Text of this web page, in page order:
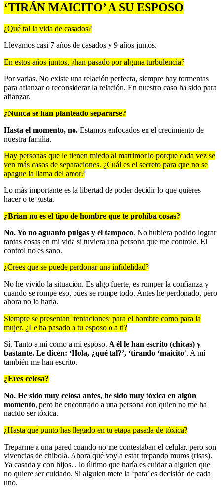
‘TIRÁN MAICITO’ A SU ESPOSO
¿Qué tal la vida de casados?
Llevamos casi 7 años de casados y 9 años juntos.
En estos años juntos, ¿han pasado por alguna turbulencia?
Por varias. No existe una relación perfecta, siempre hay tormentas
para afianzar o reconsiderar la relación. En nuestro caso ha sido para
afianzar.
¿Nunca se han planteado separarse?
Hasta el momento, no. Estamos enfocados en el crecimiento de
nuestra familia.
Hay personas que le tienen miedo al matrimonio porque cada vez se
ven más casos de separaciones. ¿Cuál es el secreto para que no se
apague la llama del amor?
Lo más importante es la libertad de poder decidir lo que quieres
hacer o te gusta.
¿Brian no es el tipo de hombre que te prohíba cosas?
No. Yo no aguanto pulgas y él tampoco. No hubiera podido lograr
tantas cosas en mi vida si tuviera una persona que me controle. El
control no es sano.
¿Crees que se puede perdonar una infidelidad?
No he vivido la situación. Es algo fuerte, es romper la confianza y
cuando se rompe eso, pues se rompe todo. Antes he perdonado, pero
ahora no lo haría.
Siempre se presentan ‘tentaciones’ para el hombre como para la
mujer. ¿Le ha pasado a tu esposo o a ti?
Sí. Tanto a mí como a mi esposo. A él le han escrito (chicas) y
bastante. Le dicen: ‘Hola, ¿qué tal?’, ‘tirando ‘maicito’. A mí
también me han escrito.
¿Eres celosa?
No. He sido muy celosa antes, he sido muy tóxica en algún
momento, pero he encontrado a una persona con quien no me ha
nacido ser tóxica.
¿Hasta qué punto has llegado en tu etapa pasada de tóxica?
Treparme a una pared cuando no me contestaban el celular, pero son
vivencias de chibola. Ahora qué voy a estar trepando muros (risas).
Ya casada y con hijos... lo último que haría es cuidar a alguien que
no quiere ser cuidado. Si alguien mete la ‘pata’ es decisión de cada
uno.